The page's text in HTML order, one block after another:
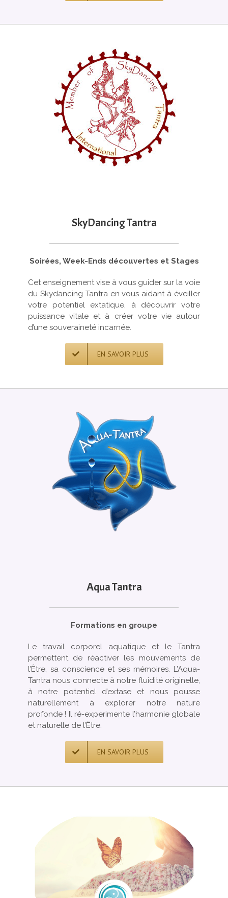
SkyDancing Tantra
Soirées, Week-Ends découvertes et Stages
Cet enseignement vise à vous guider sur la voie
du Skydancing Tantra en vous aidant à éveiller
votre potentiel extatique, à découvrir votre
puissance vitale et à créer votre vie autour
d’une souveraineté incarnée.
EN SAVOIR PLUS
Aqua Tantra
Formations en groupe
Le travail corporel aquatique et le Tantra
permettent de réactiver les mouvements de
l’Être, sa conscience et ses mémoires. L’Aqua-
Tantra nous connecte à notre fluidité originelle,
à notre potentiel d’extase et nous pousse
naturellement à explorer notre nature
profonde ! Il ré-experimente l’harmonie globale
et naturelle de l’Être.
EN SAVOIR PLUS